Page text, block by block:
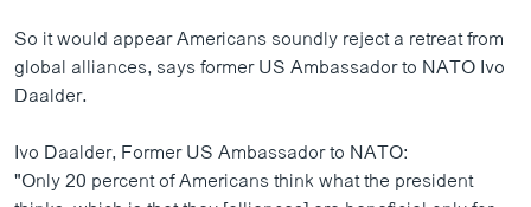
So it would appear Americans soundly reject a retreat from
global alliances, says former US Ambassador to NATO Ivo
Daalder.
Ivo Daalder, Former US Ambassador to NATO:
"Only 20 percent of Americans think what the president